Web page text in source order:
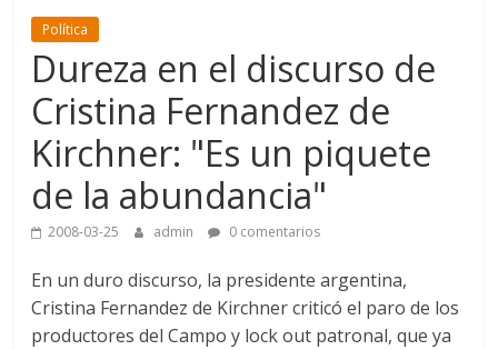
Política
Dureza en el discurso de
Cristina Fernandez de
Kirchner: "Es un piquete
de la abundancia"
2008-03-25 admin 0 comentarios
En un duro discurso, la presidente argentina,
Cristina Fernandez de Kirchner criticó el paro de los
productores del Campo y lock out patronal, que ya